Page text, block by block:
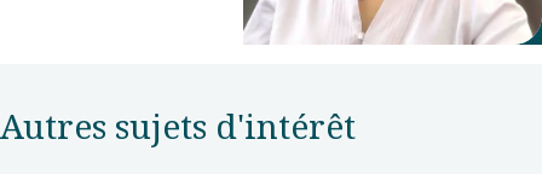
Autres sujets d'intérêt